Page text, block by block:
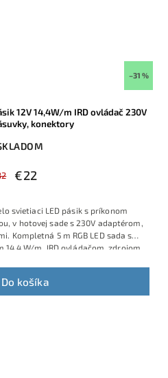
–31 %
12V 14,4W/m IRD ovládač 230V
konektory
€22
Do košíka
svietiaci LED pásik s príkonom
v hotovej sade s 230V adaptérom,
Kompletná 5 m RGB LED sada s
14,4 W/m, IRD ovládačom, zdrojom
diódami, značkovými čipmi
s vyšším množstvom medi, vďaka
menej sa prehrieva a je vhodný aj